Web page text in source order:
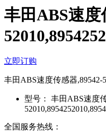
丰田ABS速度
立即订购
丰田ABS速度传感器,89542-
型号：
丰田ABS速度
全国服务热线：